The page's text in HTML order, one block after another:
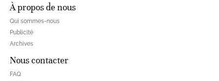
À propos de nous
Qui sommes-nous
Publicité
Archives
Nous contacter
FAQ